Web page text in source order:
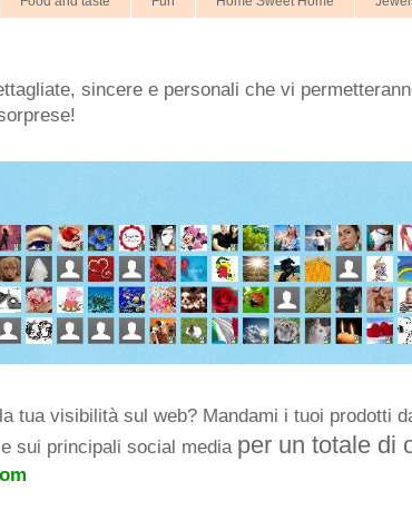
sincere e personali che vi
tua visibilità sul web? Mandami i tuoi prodotti
sui principali social media per un totale di